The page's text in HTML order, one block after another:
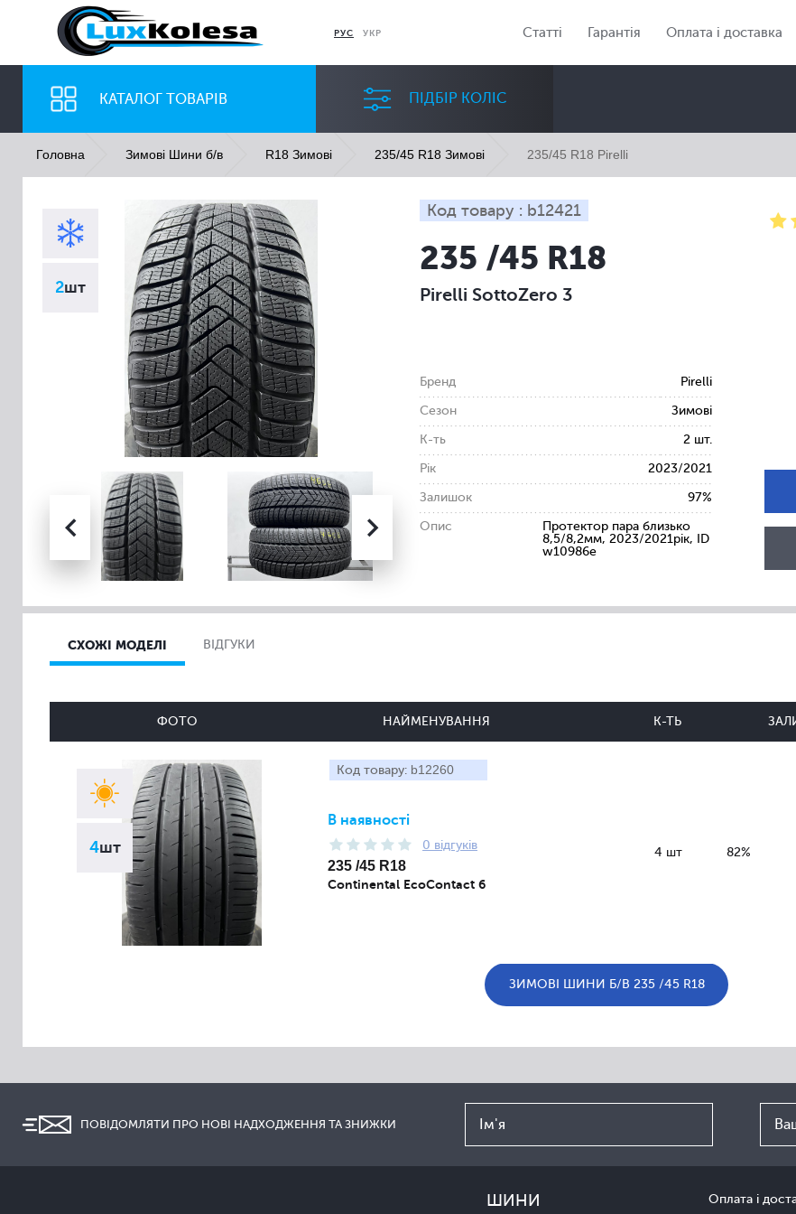
РУС УКР Статті Гарантія Оплата і доставка
КАТАЛОГ ТОВАРІВ ПІДБІР КОЛІС
ШИНИ ДИСКИ
Ширина
Всі
Профіль
Всі
Діаметр
Всі
Сезон
Головна Зимові Шини б/в R18 Зимові 235/45 R18 Зимові 235/45 R18 Pirelli
2шт
Код товару : b12421
235 /45 R18
Pirelli SottoZero 3
Бренд Pirelli
Сезон Зимові
К-ть 2 шт.
Рік 2023/2021
Залишок 97%
Опис
Протектор пара близько
8,5/8,2мм, 2023/2021рік, ID
w10986e
СХОЖІ МОДЕЛІ ВІДГУКИ
ФОТО НАЙМЕНУВАННЯ К-ТЬ
4шт
Код товару: b12260
В наявності
0 відгуків
235 /45 R18
Continental EcoContact 6
4 шт 82%
ЗИМОВІ ШИНИ Б/В 235 /45 R18
ПОВІДОМЛЯТИ ПРО НОВІ НАДХОДЖЕННЯ ТА ЗНИЖКИ
ШИНИ Оплата і